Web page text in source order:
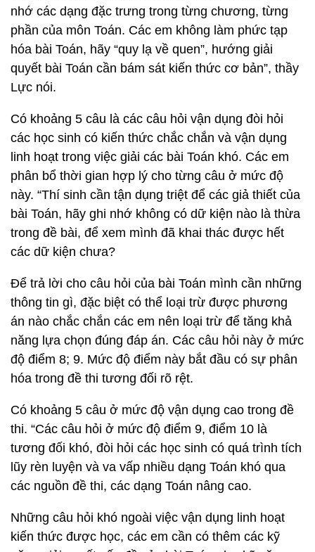
nhớ các dạng đặc trưng trong từng chương, từng
phần của môn Toán. Các em không làm phức tạp
hóa bài Toán, hãy “quy lạ về quen”, hướng giải
quyết bài Toán cần bám sát kiến thức cơ bản”, thầy
Lực nói.
Có khoảng 5 câu là các câu hỏi vận dụng đòi hỏi
các học sinh có kiến thức chắc chắn và vận dụng
linh hoạt trong việc giải các bài Toán khó. Các em
phân bổ thời gian hợp lý cho từng câu ở mức độ
này. “Thí sinh cần tận dụng triệt để các giả thiết của
bài Toán, hãy ghi nhớ không có dữ kiện nào là thừa
trong đề bài, để xem mình đã khai thác được hết
các dữ kiện chưa?
Để trả lời cho câu hỏi của bài Toán mình cần những
thông tin gì, đặc biệt có thể loại trừ được phương
án nào chắc chắn các em nên loại trừ để tăng khả
năng lựa chọn đúng đáp án. Các câu hỏi này ở mức
độ điểm 8; 9. Mức độ điểm này bắt đầu có sự phân
hóa trong đề thi tương đối rõ rệt.
Có khoảng 5 câu ở mức độ vận dụng cao trong đề
thi. “Các câu hỏi ở mức độ điểm 9, điểm 10 là
tương đối khó, đòi hỏi các học sinh có quá trình tích
lũy rèn luyện và va vấp nhiều dạng Toán khó qua
các nguồn đề thi, các dạng Toán nâng cao.
Những câu hỏi khó ngoài việc vận dụng linh hoạt
kiến thức được học, các em cần có thêm các kỹ